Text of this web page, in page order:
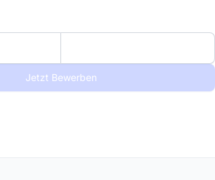
Jetzt Bewerben